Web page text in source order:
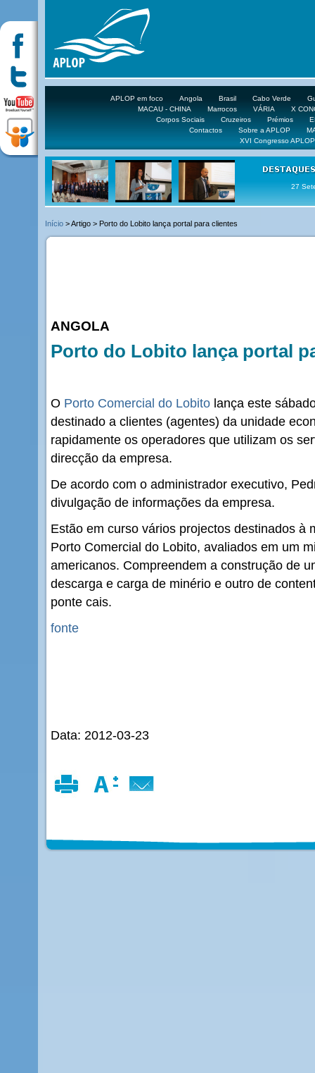
APLOP em foco Angola Brasil Cabo Verde
MACAU - CHINA
Marrocos VÁRIA
X
Corpos Sociais
Cruzeiros Prémios
Contactos
Sobre a APLOP
XVI Congresso APLOP
16 DE
Início > Artigo > Porto do Lobito lança portal para clientes
ANGOLA
Porto do Lobito lança portal
O Porto Comercial do Lobito lança este
destinado a clientes (agentes) da unidade
rapidamente os operadores que utilizam os
direcção da empresa.
De acordo com o administrador executivo,
divulgação de informações da empresa.
Estão em curso vários projectos destinados à
Porto Comercial do Lobito, avaliados em um
americanos. Compreendem a construção de
descarga e carga de minério e outro de
ponte cais.
fonte
Data: 2012-03-23